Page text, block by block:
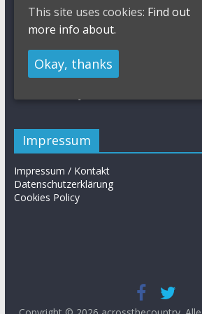
Manuel Fumic
Markus Schulte-Lünzum
MTB Nadine Rieder
Impressum
Impressum / Kontakt
Datenschutzerklärung
Cookies Policy
This site uses cookies: Find out
more info about.
Okay, thanks